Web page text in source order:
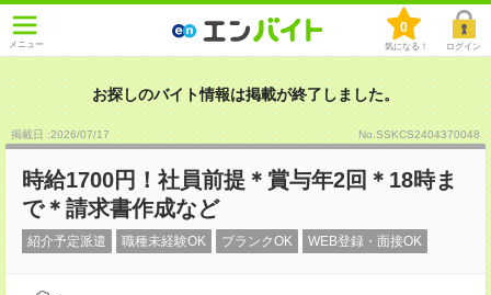
メニュー
0
気になる！ ログイン
お探しのバイト情報は掲載が終了しました。
掲載日 :2026/07/17 No.SSKCS2404370048
時給1700円！社員前提＊賞与年2回＊18時ま
で＊請求書作成など
紹介予定派遣 職種未経験OK ブランクOK WEB登録・面接OK